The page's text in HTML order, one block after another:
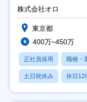
修充実】
株式会社オロ
東京都
400万~450万
正社員採用 職種・
土日祝休み 休日